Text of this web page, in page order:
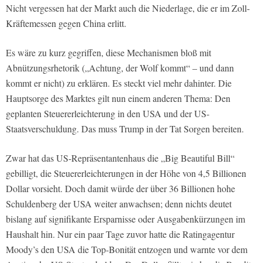
Nicht vergessen hat der Markt auch die Niederlage, die er im Zoll-
Kräftemessen gegen China erlitt.
Es wäre zu kurz gegriffen, diese Mechanismen bloß mit
Abnützungsrhetorik („Achtung, der Wolf kommt“ – und dann
kommt er nicht) zu erklären. Es steckt viel mehr dahinter. Die
Hauptsorge des Marktes gilt nun einem anderen Thema: Den
geplanten Steuererleichterung in den USA und der US-
Staatsverschuldung. Das muss Trump in der Tat Sorgen bereiten.
Zwar hat das US-Repräsentantenhaus die „Big Beautiful Bill“
gebilligt, die Steuererleichterungen in der Höhe von 4,5 Billionen
Dollar vorsieht. Doch damit würde der über 36 Billionen hohe
Schuldenberg der USA weiter anwachsen; denn nichts deutet
bislang auf signifikante Ersparnisse oder Ausgabenkürzungen im
Haushalt hin. Nur ein paar Tage zuvor hatte die Ratingagentur
Moody’s den USA die Top-Bonität entzogen und warnte vor dem